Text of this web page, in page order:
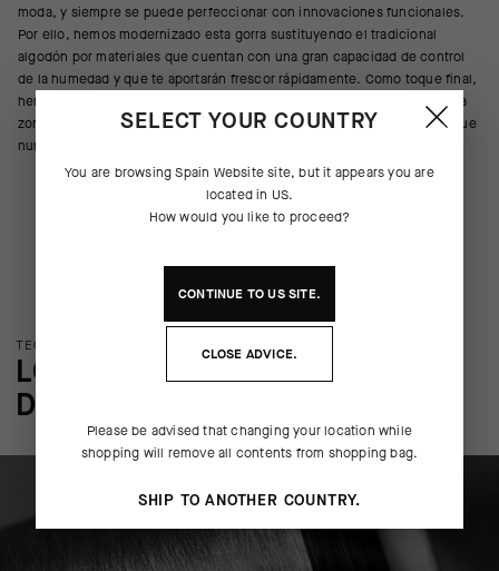
moda, y siempre se puede perfeccionar con innovaciones funcionales.
Por ello, hemos modernizado esta gorra sustituyendo el tradicional
algodón por materiales que cuentan con una gran capacidad de control
de la humedad y que te aportarán frescor rápidamente. Como toque final,
hemos incorporado uno de los elementos más clásicos: una franja en la
zona central que contrastará con el resto de la gorra; hay tradiciones que
nunca deben perderse a costa de la innovación.
TECNOLOGÍA DEL PRODUCTO
LOS DETALLES MÁS SUTILES
DEL PRODUCTO
SELECT YOUR COUNTRY
You are browsingSpain Websitesite, but it appears you are
located in US.
How would you like to proceed?
CONTINUE TOUSSITE.
CLOSE ADVICE.
Please be advised that changing your location while
shopping will remove all contents from shopping bag.
SHIP TO ANOTHER COUNTRY.